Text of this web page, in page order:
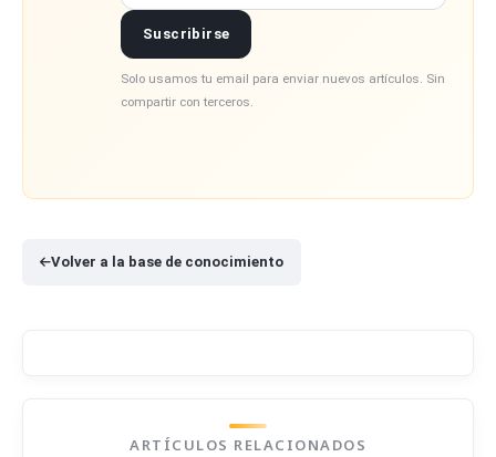
Suscribirse
Solo usamos tu email para enviar nuevos artículos. Sin
compartir con terceros.
Volver a la base de conocimiento
ARTÍCULOS RELACIONADOS